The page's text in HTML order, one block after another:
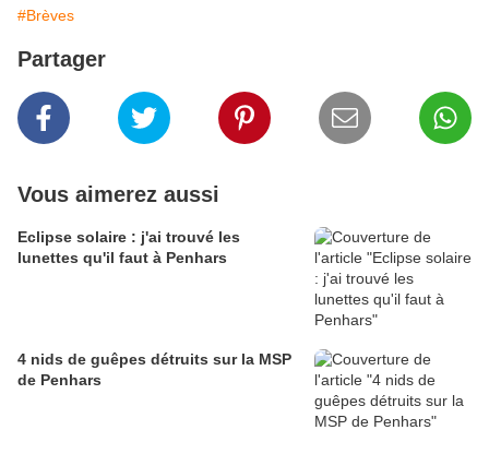
#Brèves
Partager
Vous aimerez aussi
Eclipse solaire : j'ai trouvé les
lunettes qu'il faut à Penhars
4 nids de guêpes détruits sur la MSP
de Penhars